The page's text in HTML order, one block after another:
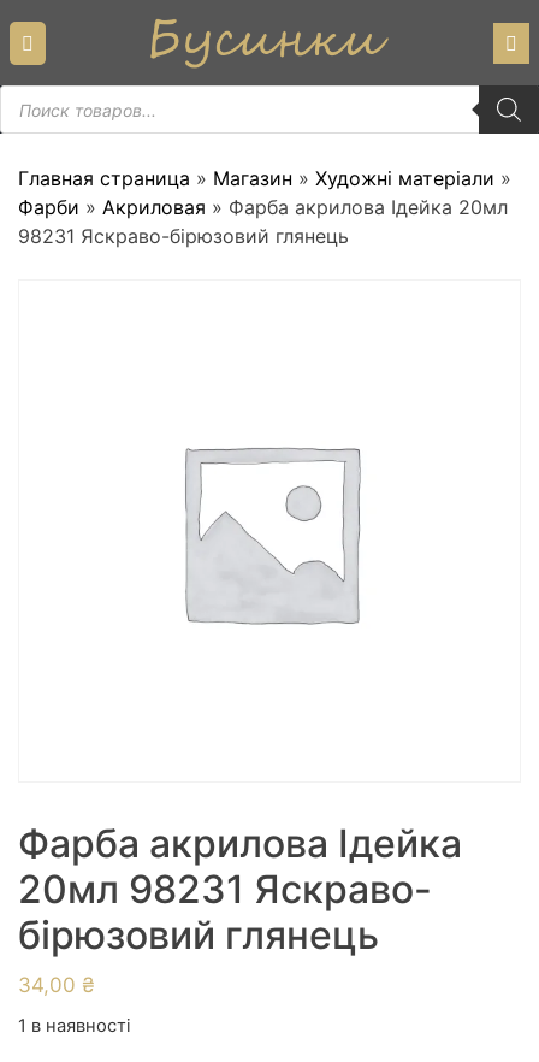
content
Пошук
товарів
Главная страница » Магазин » Художні матеріали »
Фарби » Акриловая » Фарба акрилова Ідейка 20мл
98231 Яскраво-бірюзовий глянець
Фарба акрилова Ідейка
20мл 98231 Яскраво-
бірюзовий глянець
34,00 ₴
1 в наявності